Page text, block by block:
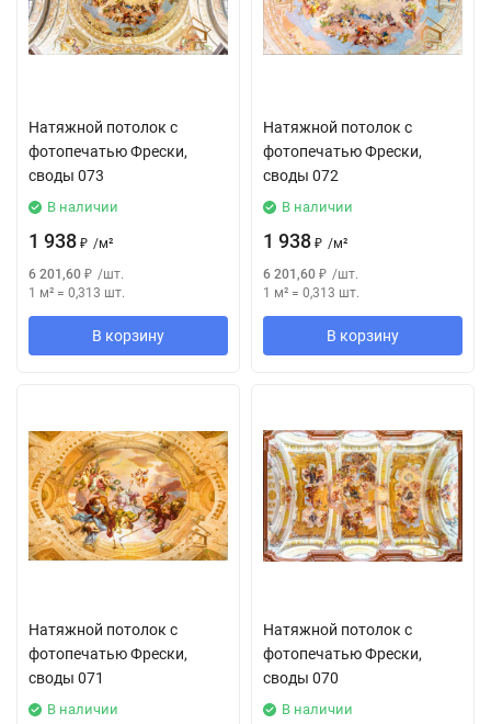
Натяжной потолок с
фотопечатью Фрески,
своды 073
В наличии
1 938 ₽ /м²
6 201,60 ₽ /шт.
1 м² = 0,313 шт.
В корзину
Натяжной потолок с
фотопечатью Фрески,
своды 072
В наличии
1 938 ₽ /м²
6 201,60 ₽ /шт.
1 м² = 0,313 шт.
В корзину
Натяжной потолок с
фотопечатью Фрески,
своды 071
В наличии
Натяжной потолок с
фотопечатью Фрески,
своды 070
В наличии